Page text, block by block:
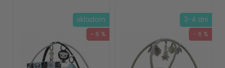
skladom
- 6 %
3-4 dni
- 6 %